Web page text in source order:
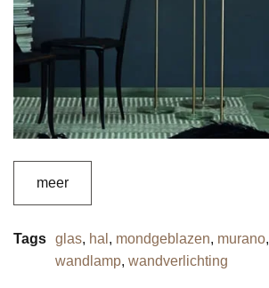
meer
Tags glas, hal , mondgeblazen, murano,
wandlamp, wandverlichting